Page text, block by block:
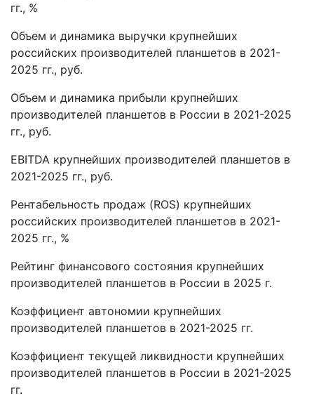
гг., %
Объем и динамика выручки крупнейших
российских производителей планшетов в 2021-
2025 гг., руб.
Объем и динамика прибыли крупнейших
производителей планшетов в России в 2021-2025
гг., руб.
EBITDA крупнейших производителей планшетов в
2021-2025 гг., руб.
Рентабельность продаж (ROS) крупнейших
российских производителей планшетов в 2021-
2025 гг., %
Рейтинг финансового состояния крупнейших
производителей планшетов в России в 2025 г.
Коэффициент автономии крупнейших
производителей планшетов в 2021-2025 гг.
Коэффициент текущей ликвидности крупнейших
производителей планшетов в России в 2021-2025
гг.